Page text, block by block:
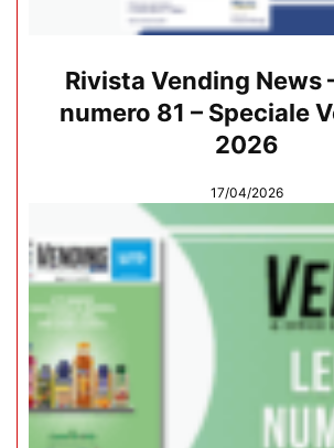
Rivista Vending News
numero 81 – Speciale
2026
17/04/2026